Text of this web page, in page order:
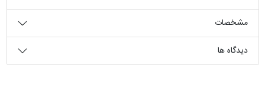
مشخصات
دیدگاه ها